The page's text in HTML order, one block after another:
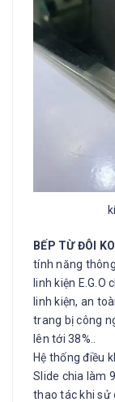
BẾP TỪ ĐÔI
tính năng
linh kiện
linh kiện, an
trang bị công
lên tới 38%..
Hệ thống điều
Slide chia làm
thao tác khi sử